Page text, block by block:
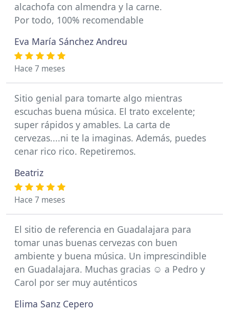
alcachofa con almendra y la carne.
Por todo, 100% recomendable
Eva María Sánchez Andreu
Hace 7 meses
Sitio genial para tomarte algo mientras
escuchas buena música. El trato excelente;
super rápidos y amables. La carta de
cervezas....ni te la imaginas. Además, puedes
cenar rico rico. Repetiremos.
Beatriz
Hace 7 meses
El sitio de referencia en Guadalajara para
tomar unas buenas cervezas con buen
ambiente y buena música. Un imprescindible
en Guadalajara. Muchas gracias ☺️ a Pedro y
Carol por ser muy auténticos
Elima Sanz Cepero